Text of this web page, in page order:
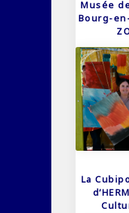
Musée
Bourg-
La